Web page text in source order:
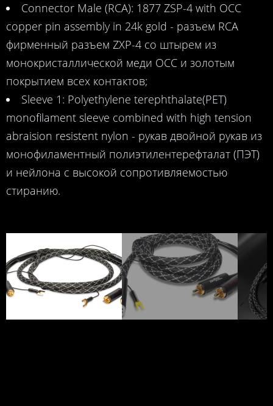
Connector Male (RCA): 1877 ZSP-4 with OCC
copper pin assembly in 24k gold - разъем RCA
фирменный разъем ZXP-4 со штырем из
монокристаллической меди OCC и золотым
покрытием всех контактов;
Sleeve 1: Polyethylene terephthalate(PET)
monofilament sleeve combined with high tension
abraision resistent nylon - рукав двойной рукав из
монофиламентный полиэтилентерефталат (ПЭТ)
и нейлона с высокой сопротивляемостью
стиранию.